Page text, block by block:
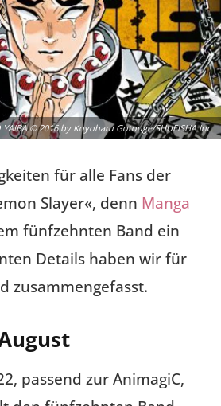
YAIBA © 2016 by Koyoharu Gotouge/SHUEISHA Inc.
für alle Fans der
Slayer«, denn Manga
fünfzehnten Band ein
Details haben wir für
zusammengefasst.
passend zur AnimagiC,